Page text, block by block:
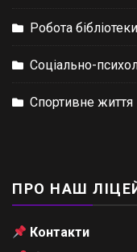
Робота бібліотеки
Соціально-
Спортивне життя
ПРО НАШ
Контакти